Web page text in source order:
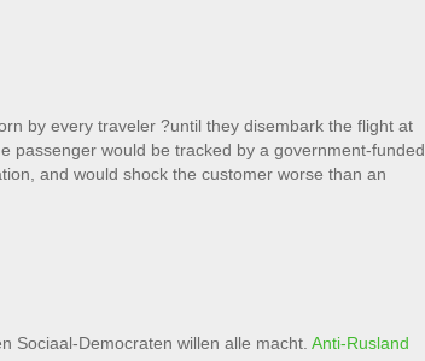
by every traveler ?until they disembark the flight at
passenger would be tracked by a government-funded
and would shock the customer worse than an
Sociaal-Democraten willen alle macht. Anti-Rusland